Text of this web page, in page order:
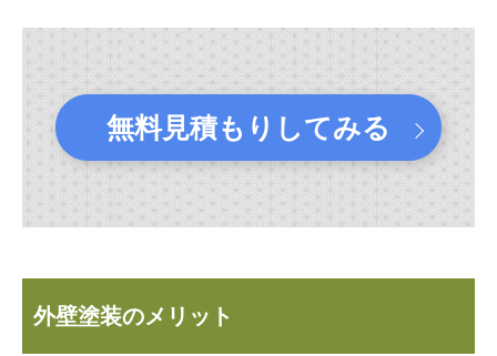
無料見積もりしてみる
外壁塗装のメリット